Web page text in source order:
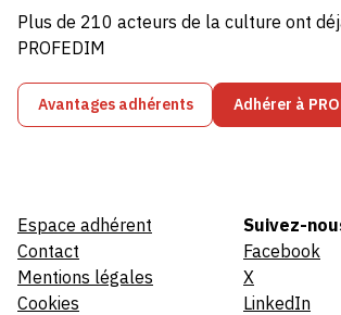
Plus de 210 acteurs de la culture ont
PROFEDIM
Avantages adhérents Adhérer à
Espace adhérent
Contact
Mentions légales
Cookies
Suivez-
Facebook
X
LinkedIn